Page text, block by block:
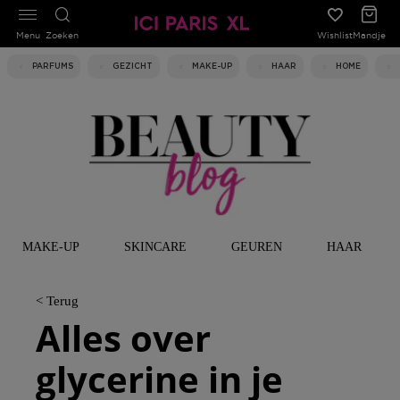
Zoeken WishlistMandje
PARFUMS GEZICHT MAKE-UP HAAR HOME
Menu
MAKE-UP SKINCARE GEUREN HAAR
< Terug
Alles over
glycerine in je